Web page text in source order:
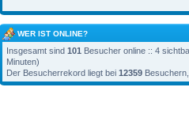
WER IST ONLINE?
Insgesamt sind 101 Besucher online :: 4
Minuten)
Der Besucherrekord liegt bei 12359